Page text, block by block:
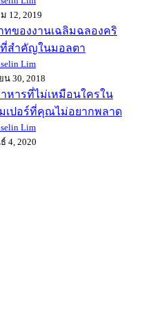
12, 2019
ทของงานเฉลิมฉลองคริ
สำคัญในมอลตา
Lim
30, 2018
หารที่ไม่เหมือนใครใน
เปอร์ที่คุณไม่อยากพลาด
Lim
4, 2020